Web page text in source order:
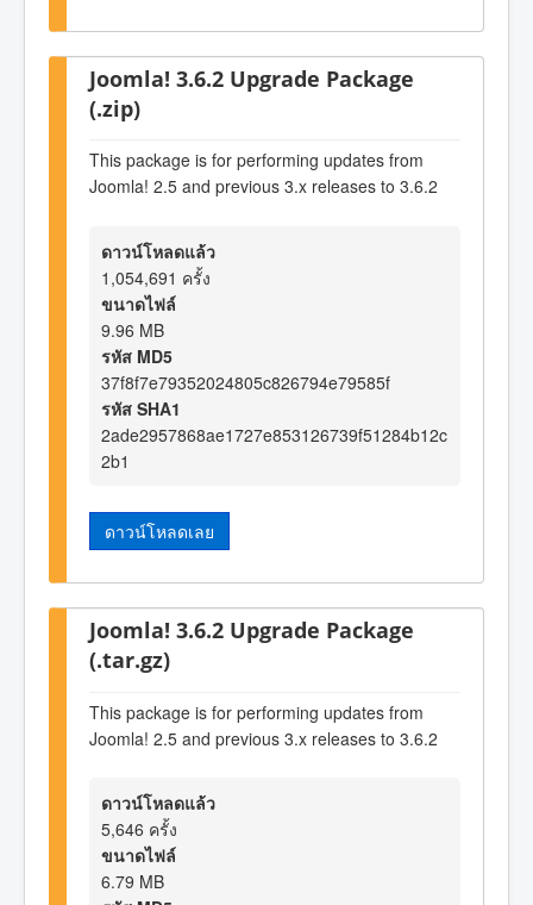
Joomla! 3.6.2 Upgrade Package
(.zip)
This package is for performing updates from
Joomla! 2.5 and previous 3.x releases to 3.6.2
ดาวน์โหลดแล้ว
1,054,691 ครั้ง
ขนาดไฟล์
9.96 MB
รหัส MD5
37f8f7e79352024805c826794e79585f
รหัส SHA1
2ade2957868ae1727e853126739f51284b12c
2b1
ดาวน์โหลดเลย
Joomla! 3.6.2 Upgrade Package
(.tar.gz)
This package is for performing updates from
Joomla! 2.5 and previous 3.x releases to 3.6.2
ดาวน์โหลดแล้ว
5,646 ครั้ง
ขนาดไฟล์
6.79 MB